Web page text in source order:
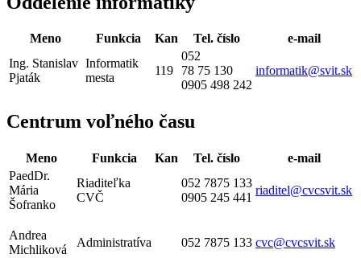
Meno Funkcia Kan Tel. číslo
e-mail
Ing. Stanislav
Pjaták
Informatik
mesta
119
052
78 75 130
0905 498 242
informatik@svit.sk
Centrum voľného času
Meno Funkcia Kan Tel. číslo
e-mail
PaedDr.
Mária
Šofranko
Riaditeľka
CVČ
052 7875 133
0905 245 441
riaditel@cvcsvit.sk
Andrea
Michliková
Administratíva 052 7875 133 cvc@cvcsvit.sk